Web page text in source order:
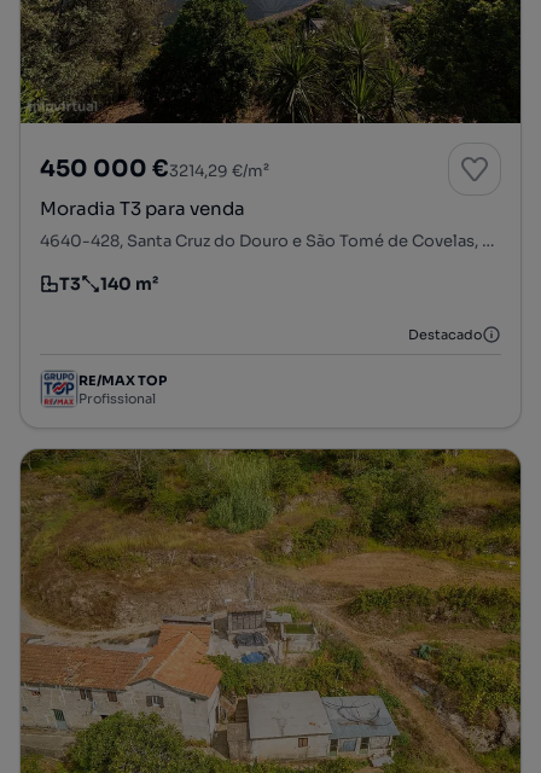
450 000 €3214,29 €/m²
Moradia T3 para venda
4640-428, Santa Cruz do Douro e São Tomé de Covelas, Baião, Porto
Tipologia
T3
Preço por metro quadrado
140 m²
Destacado
RE/MAX TOP
Profissional